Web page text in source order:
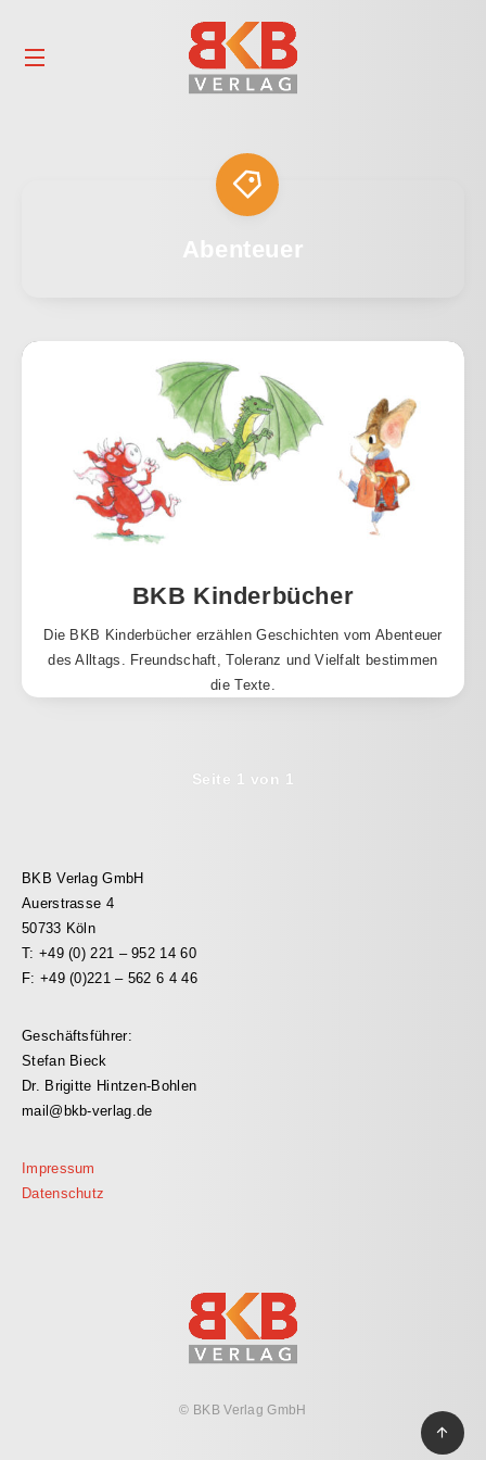
Abenteuer
BKB Kinderbücher
Die BKB Kinderbücher erzählen Geschichten vom Abenteuer
des Alltags. Freundschaft, Toleranz und Vielfalt bestimmen
die Texte.
Seite 1 von 1
BKB Verlag GmbH
Auerstrasse 4
50733 Köln
T: +49 (0) 221 – 952 14 60
F: +49 (0)221 – 562 6 4 46
Geschäftsführer:
Stefan Bieck
Dr. Brigitte Hintzen-Bohlen
mail@bkb-verlag.de
Impressum
Datenschutz
© BKB Verlag GmbH